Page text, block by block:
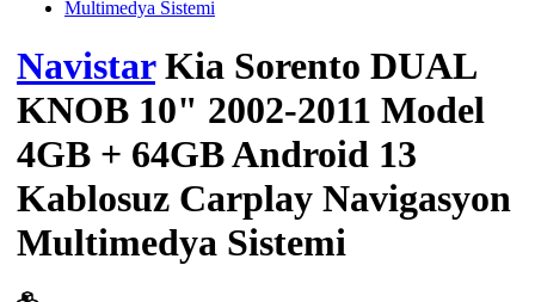
NavistarKia Sorento DUAL
KNOB 10" 2002-2011 Model
4GB + 64GB Android 13
Kablosuz Carplay Navigasyon
Multimedya Sistemi